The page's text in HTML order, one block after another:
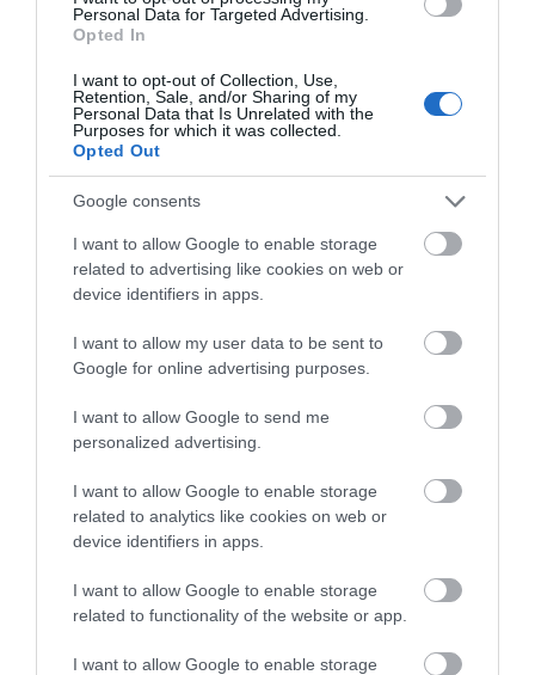
Personal Data for Targeted Advertising.
Opted In
I want to opt-out of Collection, Use,
Retention, Sale, and/or Sharing of my
Personal Data that Is Unrelated with the
Purposes for which it was collected.
Opted Out
Google consents
I want to allow Google to enable storage
related to advertising like cookies on web or
device identifiers in apps.
I want to allow my user data to be sent to
Google for online advertising purposes.
I want to allow Google to send me
personalized advertising.
I want to allow Google to enable storage
related to analytics like cookies on web or
device identifiers in apps.
I want to allow Google to enable storage
related to functionality of the website or app.
I want to allow Google to enable storage
δυνάμεις της Πυροσβεστικής
07.08.2026 | 00:10
Συνελήφθη 63χρονη για τη φωτιά
στη Σκύρο
06.08.2026 | 23:15
για την Καλαμίτσα – Νέες εικόνες
και βίντεο
06.08.2026 | 22:04
Εύβοια: Με κατάνυξη και πλήθος
κόσμου η μεγάλη γιορτή στους
Ζεμπίλης
06.08.2026 | 22:00
Συντάξεις Σεπτεμβρίου 2026:
Πότε πληρώνονται οι δικαιούχοι –
Οι ημερομηνίες του e-ΕΦΚΑ
Σοκ στην Εύβοια με την κοπέλα
νεότερα για την υγεία της